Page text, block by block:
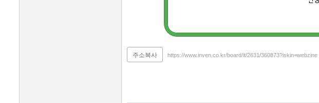
주소복사 https://www.inven.co.kr/board/it/2631/360873?iskin=webzine